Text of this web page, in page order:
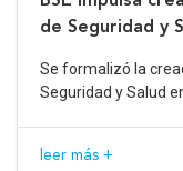
de Seguridad y
Se formalizó la
Seguridad y Salud
leer más +